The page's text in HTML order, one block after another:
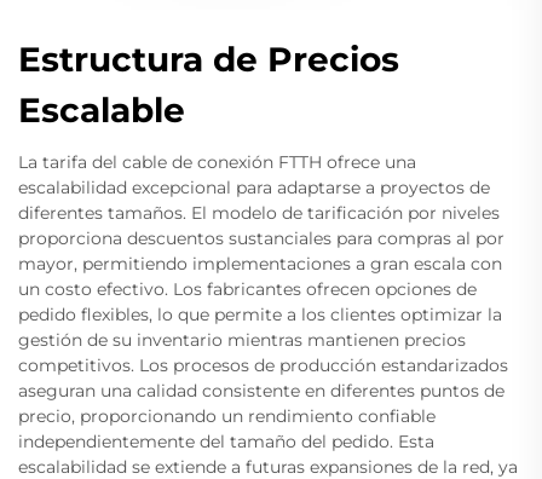
Estructura de Precios
Escalable
La tarifa del cable de conexión FTTH ofrece una
escalabilidad excepcional para adaptarse a proyectos de
diferentes tamaños. El modelo de tarificación por niveles
proporciona descuentos sustanciales para compras al por
mayor, permitiendo implementaciones a gran escala con
un costo efectivo. Los fabricantes ofrecen opciones de
pedido flexibles, lo que permite a los clientes optimizar la
gestión de su inventario mientras mantienen precios
competitivos. Los procesos de producción estandarizados
aseguran una calidad consistente en diferentes puntos de
precio, proporcionando un rendimiento confiable
independientemente del tamaño del pedido. Esta
escalabilidad se extiende a futuras expansiones de la red, ya